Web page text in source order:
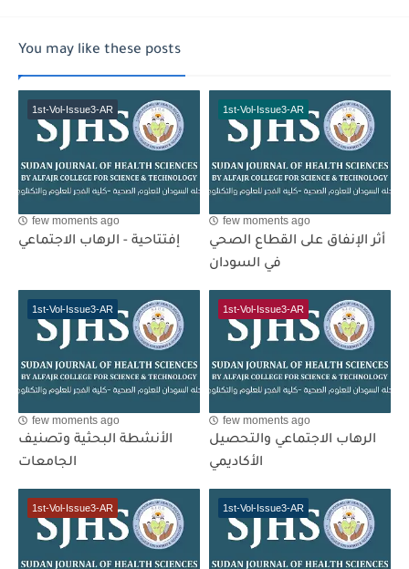
You may like these posts
1st-Vol-Issue3-AR
few moments ago
إفتتاحية - الرهاب الاجتماعي
1st-Vol-Issue3-AR
few moments ago
أثر الإنفاق على القطاع الصحي
في السودان
1st-Vol-Issue3-AR
few moments ago
الأنشطة البحثية وتصنيف
الجامعات
1st-Vol-Issue3-AR
few moments ago
الرهاب الاجتماعي والتحصيل
الأكاديمي
1st-Vol-Issue3-AR 1st-Vol-Issue3-AR